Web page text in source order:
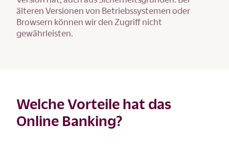
älteren Versionen von Betriebssystemen oder
Browsern können wir den Zugriff nicht
gewährleisten.
Welche Vorteile hat das
Online Banking?